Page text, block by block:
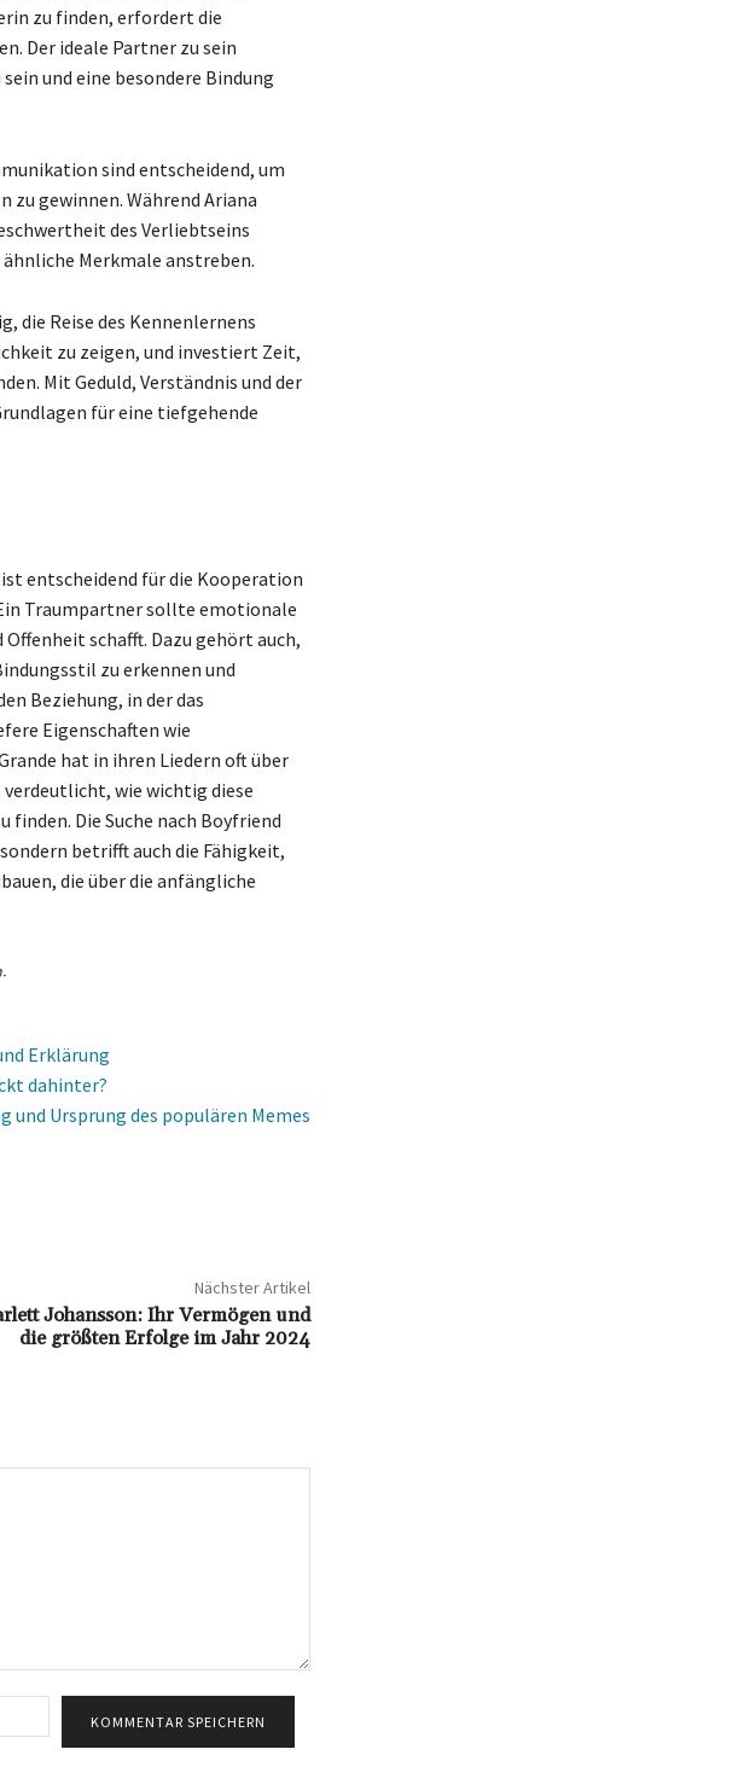
zu finden, erfordert die
Der ideale Partner zu sein
und eine besondere Bindung
sind entscheidend, um
zu gewinnen. Während Ariana
des Verliebtseins
Merkmale anstreben.
die Reise des Kennenlernens
zu zeigen, und investiert Zeit,
Mit Geduld, Verständnis und der
für eine tiefgehende
entscheidend für die Kooperation
Traumpartner sollte emotionale
schafft. Dazu gehört auch,
zu erkennen und
Beziehung, in der das
Eigenschaften wie
hat in ihren Liedern oft über
verdeutlicht, wie wichtig diese
Die Suche nach Boyfriend
betrifft auch die Fähigkeit,
die über die anfängliche
Erklärung
dahinter?
und Ursprung des populären Memes
Nächster Artikel
Johansson: Ihr Vermögen und
die größten Erfolge im Jahr 2024
Mail:*